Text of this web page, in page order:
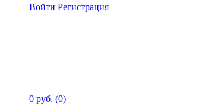
Войти Регистрация
0 руб. (0)